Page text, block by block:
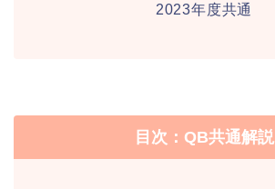
2023年度共通
目次：QB共通解説